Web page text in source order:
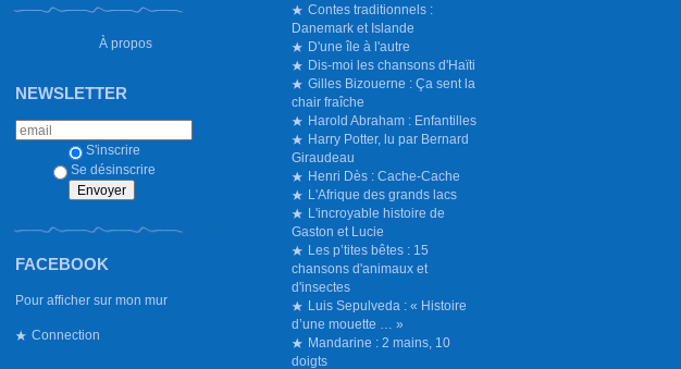
Contes traditionnels :
Danemark et Islande
D'une île à l'autre
Dis-moi les chansons d'Haïti
Gilles Bizouerne : Ça sent la
chair fraîche
Harold Abraham : Enfantilles
Harry Potter, lu par Bernard
Giraudeau
Henri Dès : Cache-Cache
L'Afrique des grands lacs
L'incroyable histoire de
Gaston et Lucie
Les p’tites bêtes : 15
chansons d'animaux et
d'insectes
Luis Sepulveda : « Histoire
d’une mouette … »
Mandarine : 2 mains, 10
doigts
À propos
NEWSLETTER
S'inscrire
Se désinscrire
FACEBOOK
Pour afficher sur mon mur
Connection